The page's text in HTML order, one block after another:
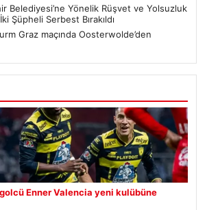
Belediyesi’ne Yönelik Rüşvet ve Yolsuzluk
Şüpheli Serbest Bırakıldı
Graz maçında Oosterwolde’den
Enner Valencia yeni kulübüne